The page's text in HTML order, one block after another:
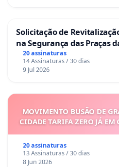
Solicitação de
na Segurança das Praças
Sete Ilhas
20 assinaturas
14 Assinaturas / 30 dias
9 Jul 2026
MOVIMENTO BUSÃO DE
CIDADE TARIFA ZERO JÁ
20 assinaturas
13 Assinaturas / 30 dias
8 Jun 2026